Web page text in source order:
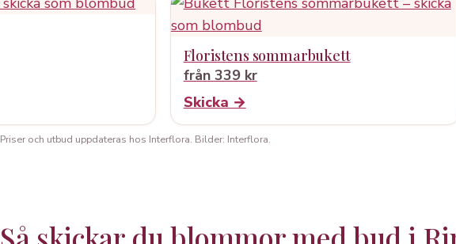
Floristens sommarbukett
från 339 kr
Skicka →
Priser och utbud uppdateras hos Interflora. Bilder: Interflora.